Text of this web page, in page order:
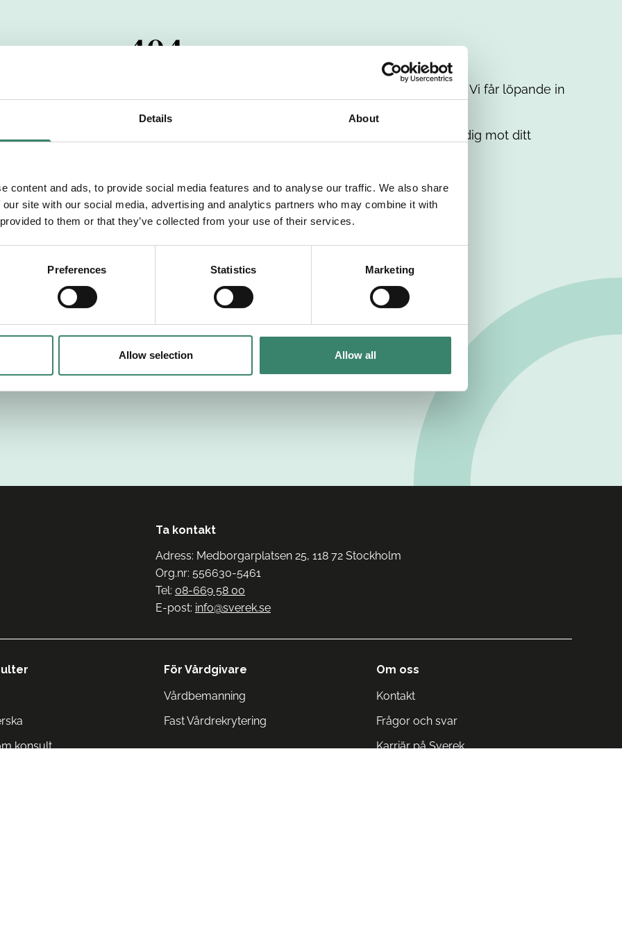
Details About
content and ads, to provide social media features and to analyse our traffic. We also share
site with our social media, advertising and analytics partners who may combine it with
to them or that they’ve collected from your use of their services.
Preferences Statistics Marketing
Allow selection Allow all
404
har passerats. Vi uppskattar verkligen ditt intresse. Misströsta inte. Vi får löpande in
dig med mer information om våra aktuella uppdrag. Tillsammans matchar vi dig mot ditt
Tillbaka till Sverek
Ta kontakt
Adress: Medborgarplatsen 25, 118 72 Stockholm
Org.nr: 556630-5461
Tel: 08-669 58 00
E-post: info@sverek.se
konsult
För Vårdgivare
Vårdbemanning
Fast Vårdrekrytering
Om oss
Kontakt
Frågor och svar
Karriär på Sverek